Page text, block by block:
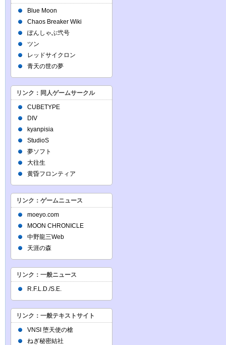
Blue Moon
Chaos Breaker Wiki
ぽんしゃぶ弐号
ツン
レッドサイクロン
青天の世の夢
リンク：同人ゲームサークル
CUBETYPE
DIV
kyanpisia
StudioS
夢ソフト
大往生
黄昏フロンティア
リンク：ゲームニュース
moeyo.com
MOON CHRONICLE
中野龍三Web
天涯の森
リンク：一般ニュース
R.F.L.D./S.E.
リンク：一般テキストサイト
VNSI 堕天使の槍
ねぎ秘密結社